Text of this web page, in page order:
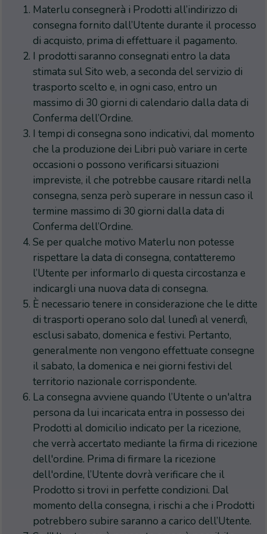
Materlu consegnerà i Prodotti all’indirizzo di
consegna fornito dall’Utente durante il processo
di acquisto, prima di effettuare il pagamento.
I prodotti saranno consegnati entro la data
stimata sul Sito web, a seconda del servizio di
trasporto scelto e, in ogni caso, entro un
massimo di 30 giorni di calendario dalla data di
Conferma dell’Ordine.
I tempi di consegna sono indicativi, dal momento
che la produzione dei Libri può variare in certe
occasioni o possono verificarsi situazioni
impreviste, il che potrebbe causare ritardi nella
consegna, senza però superare in nessun caso il
termine massimo di 30 giorni dalla data di
Conferma dell’Ordine.
Se per qualche motivo Materlu non potesse
rispettare la data di consegna, contatteremo
l’Utente per informarlo di questa circostanza e
indicargli una nuova data di consegna.
È necessario tenere in considerazione che le ditte
di trasporti operano solo dal lunedì al venerdì,
esclusi sabato, domenica e festivi. Pertanto,
generalmente non vengono effettuate consegne
il sabato, la domenica e nei giorni festivi del
territorio nazionale corrispondente.
La consegna avviene quando l’Utente o un'altra
persona da lui incaricata entra in possesso dei
Prodotti al domicilio indicato per la ricezione,
che verrà accertato mediante la firma di ricezione
dell'ordine. Prima di firmare la ricezione
dell'ordine, l’Utente dovrà verificare che il
Prodotto si trovi in perfette condizioni. Dal
momento della consegna, i rischi a che i Prodotti
potrebbero subire saranno a carico dell’Utente.